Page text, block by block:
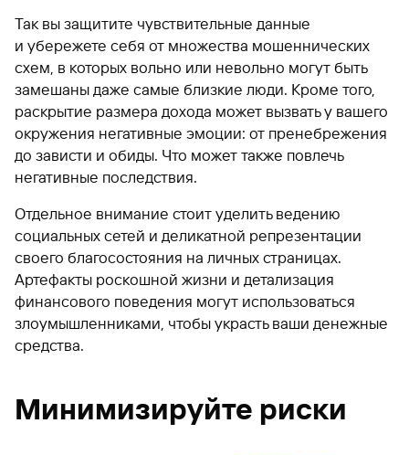
Так вы защитите чувствительные данные
и убережете себя от множества мошеннических
схем, в которых вольно или невольно могут быть
замешаны даже самые близкие люди. Кроме того,
раскрытие размера дохода может вызвать у вашего
окружения негативные эмоции: от пренебрежения
до зависти и обиды. Что может также повлечь
негативные последствия.
Отдельное внимание стоит уделить ведению
социальных сетей и деликатной репрезентации
своего благосостояния на личных страницах.
Артефакты роскошной жизни и детализация
финансового поведения могут использоваться
злоумышленниками, чтобы украсть ваши денежные
средства.
Минимизируйте риски